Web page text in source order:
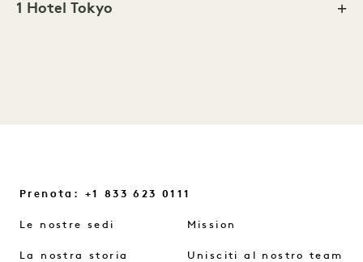
1 Hotel Tokyo
Prenota: +1 833 623 0111
Le nostre sedi
La nostra storia
Mission
Unisciti al nostro team